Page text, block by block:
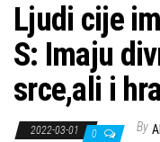
Ljudi cije
S: Imaju
srce,ali i
2022-03-01 0 By